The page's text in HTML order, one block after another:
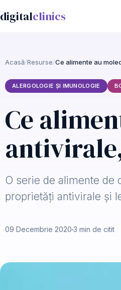
digitalclinics
Acasă/Resurse/
ALERGOLOGIE ȘI IMUNOLOGIE
Ce
O serie de alimente de
proprietăți antivirale și
09 Decembrie 2020 3 min de citit